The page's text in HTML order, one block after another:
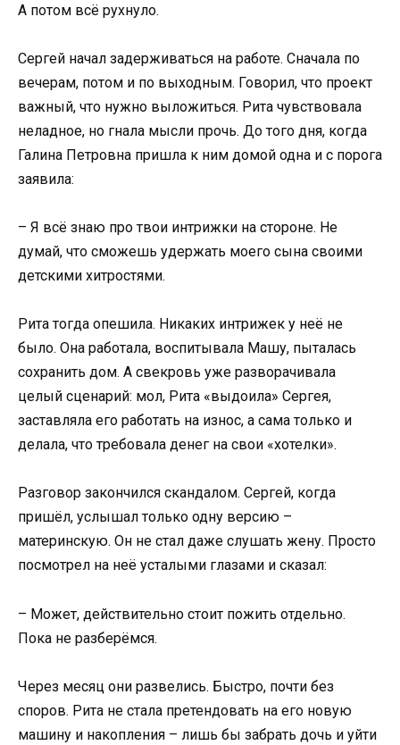
А потом всё рухнуло.
Сергей начал задерживаться на работе. Сначала по
вечерам, потом и по выходным. Говорил, что проект
важный, что нужно выложиться. Рита чувствовала
неладное, но гнала мысли прочь. До того дня, когда
Галина Петровна пришла к ним домой одна и с порога
заявила:
– Я всё знаю про твои интрижки на стороне. Не
думай, что сможешь удержать моего сына своими
детскими хитростями.
Рита тогда опешила. Никаких интрижек у неё не
было. Она работала, воспитывала Машу, пыталась
сохранить дом. А свекровь уже разворачивала
целый сценарий: мол, Рита «выдоила» Сергея,
заставляла его работать на износ, а сама только и
делала, что требовала денег на свои «хотелки».
Разговор закончился скандалом. Сергей, когда
пришёл, услышал только одну версию –
материнскую. Он не стал даже слушать жену. Просто
посмотрел на неё усталыми глазами и сказал:
– Может, действительно стоит пожить отдельно.
Пока не разберёмся.
Через месяц они развелись. Быстро, почти без
споров. Рита не стала претендовать на его новую
машину и накопления – лишь бы забрать дочь и уйти